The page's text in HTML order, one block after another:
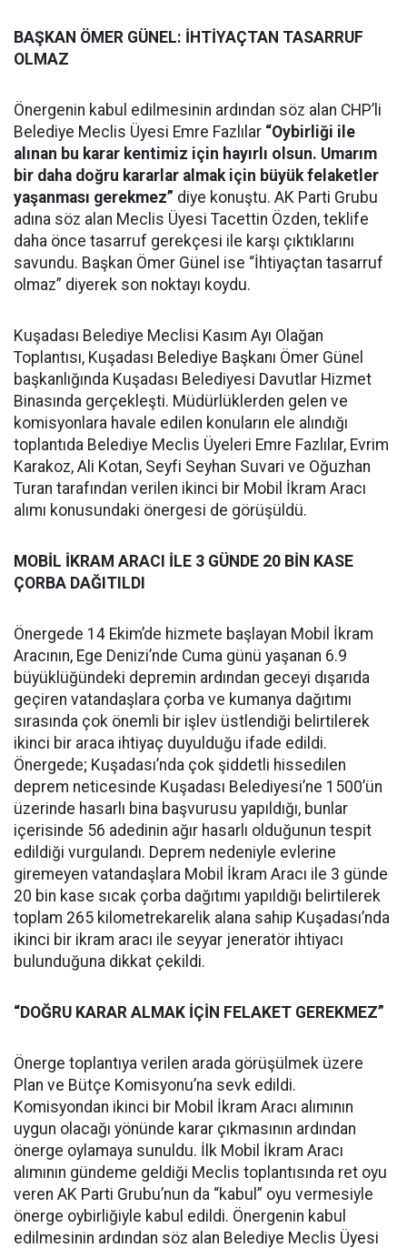
BAŞKAN ÖMER GÜNEL: İHTİYAÇTAN TASARRUF
OLMAZ
Önergenin kabul edilmesinin ardından söz alan CHP’li
Belediye Meclis Üyesi Emre Fazlılar “Oybirliği ile
alınan bu karar kentimiz için hayırlı olsun. Umarım
bir daha doğru kararlar almak için büyük felaketler
yaşanması gerekmez” diye konuştu. AK Parti Grubu
adına söz alan Meclis Üyesi Tacettin Özden, teklife
daha önce tasarruf gerekçesi ile karşı çıktıklarını
savundu. Başkan Ömer Günel ise “İhtiyaçtan tasarruf
olmaz” diyerek son noktayı koydu.
Kuşadası Belediye Meclisi Kasım Ayı Olağan
Toplantısı, Kuşadası Belediye Başkanı Ömer Günel
başkanlığında Kuşadası Belediyesi Davutlar Hizmet
Binasında gerçekleşti. Müdürlüklerden gelen ve
komisyonlara havale edilen konuların ele alındığı
toplantıda Belediye Meclis Üyeleri Emre Fazlılar, Evrim
Karakoz, Ali Kotan, Seyfi Seyhan Suvari ve Oğuzhan
Turan tarafından verilen ikinci bir Mobil İkram Aracı
alımı konusundaki önergesi de görüşüldü.
MOBİL İKRAM ARACI İLE 3 GÜNDE 20 BİN KASE
ÇORBA DAĞITILDI
Önergede 14 Ekim’de hizmete başlayan Mobil İkram
Aracının, Ege Denizi’nde Cuma günü yaşanan 6.9
büyüklüğündeki depremin ardından geceyi dışarıda
geçiren vatandaşlara çorba ve kumanya dağıtımı
sırasında çok önemli bir işlev üstlendiği belirtilerek
ikinci bir araca ihtiyaç duyulduğu ifade edildi.
Önergede; Kuşadası’nda çok şiddetli hissedilen
deprem neticesinde Kuşadası Belediyesi’ne 1500’ün
üzerinde hasarlı bina başvurusu yapıldığı, bunlar
içerisinde 56 adedinin ağır hasarlı olduğunun tespit
edildiği vurgulandı. Deprem nedeniyle evlerine
giremeyen vatandaşlara Mobil İkram Aracı ile 3 günde
20 bin kase sıcak çorba dağıtımı yapıldığı belirtilerek
toplam 265 kilometrekarelik alana sahip Kuşadası’nda
ikinci bir ikram aracı ile seyyar jeneratör ihtiyacı
bulunduğuna dikkat çekildi.
“DOĞRU KARAR ALMAK İÇİN FELAKET GEREKMEZ”
Önerge toplantıya verilen arada görüşülmek üzere
Plan ve Bütçe Komisyonu’na sevk edildi.
Komisyondan ikinci bir Mobil İkram Aracı alımının
uygun olacağı yönünde karar çıkmasının ardından
önerge oylamaya sunuldu. İlk Mobil İkram Aracı
alımının gündeme geldiği Meclis toplantısında ret oyu
veren AK Parti Grubu’nun da “kabul” oyu vermesiyle
önerge oybirliğiyle kabul edildi. Önergenin kabul
edilmesinin ardından söz alan Belediye Meclis Üyesi